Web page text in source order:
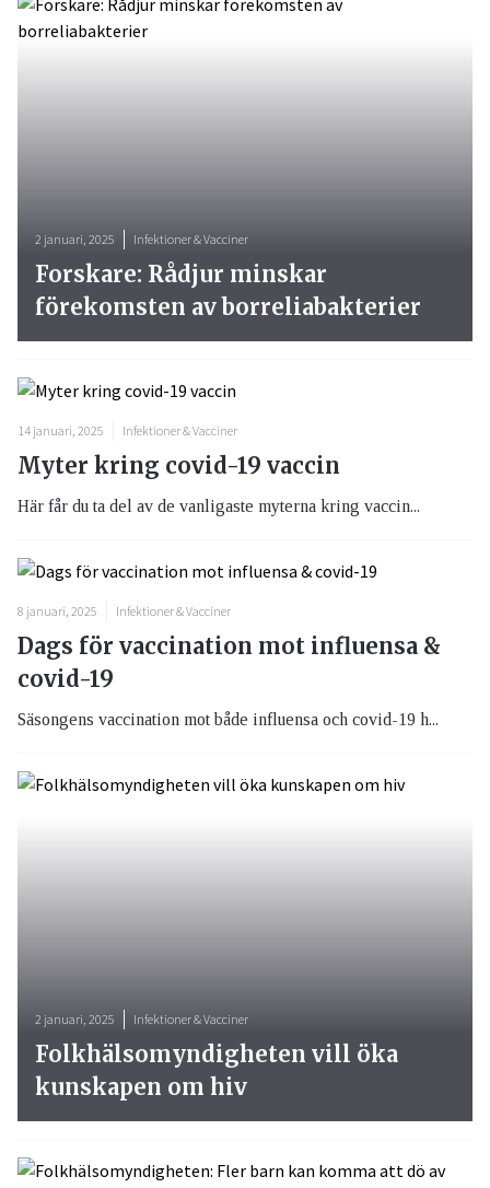
14 januari, 2025 Infektioner & Vacciner
Myter kring covid-19 vaccin
Här får du ta del av de vanligaste myterna kring vaccin...
8 januari, 2025 Infektioner & Vacciner
Dags för vaccination mot influensa &
covid-19
Säsongens vaccination mot både influensa och covid-19 h...
2 januari, 2025 Infektioner & Vacciner
Forskare: Rådjur minskar
förekomsten av borreliabakterier
2 januari, 2025 Infektioner & Vacciner
Folkhälsomyndigheten vill öka
kunskapen om hiv